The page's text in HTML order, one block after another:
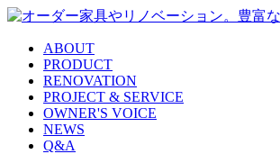
ABOUT
PRODUCT
RENOVATION
PROJECT & SERVICE
OWNER'S VOICE
NEWS
Q&A